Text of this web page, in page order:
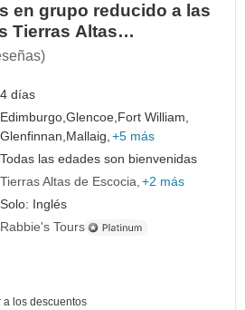
en grupo reducido a las
Tierras Altas
Edimburgo
4 días
Edimburgo,Glencoe,Fort William,
Glenfinnan,Mallaig, +5 más
Todas las edades son bienvenidas
Tierras Altas de Escocia +2 más
Solo: Inglés
Rabbie's Tours
a los descuentos